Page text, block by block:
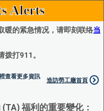
Alerts
暖的紧急情况，请即刻联络当
拨打911。
查看更多資訊
造訪勞工廰首頁
福利的重要變化：